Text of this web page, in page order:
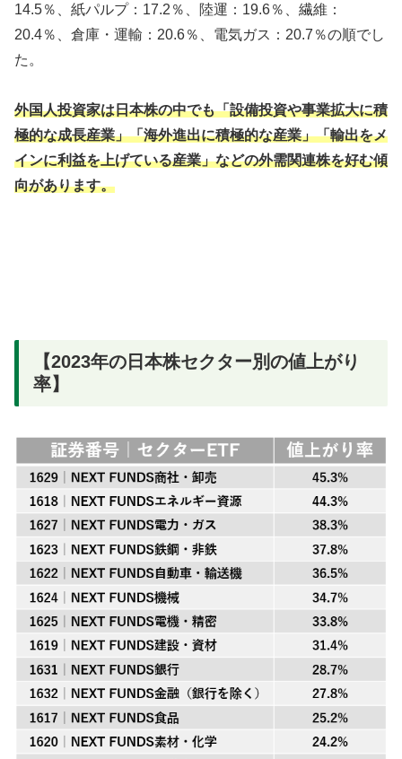
14.5％、紙パルプ：17.2％、陸運：19.6％、繊維：
20.4％、倉庫・運輸：20.6％、電気ガス：20.7％の順でし
た。
外国人投資家は日本株の中でも「設備投資や事業拡大に積
極的な成長産業」「海外進出に積極的な産業」「輸出をメ
インに利益を上げている産業」などの外需関連株を好む傾
向があります。
【2023年の日本株セクター別の値上がり
率】